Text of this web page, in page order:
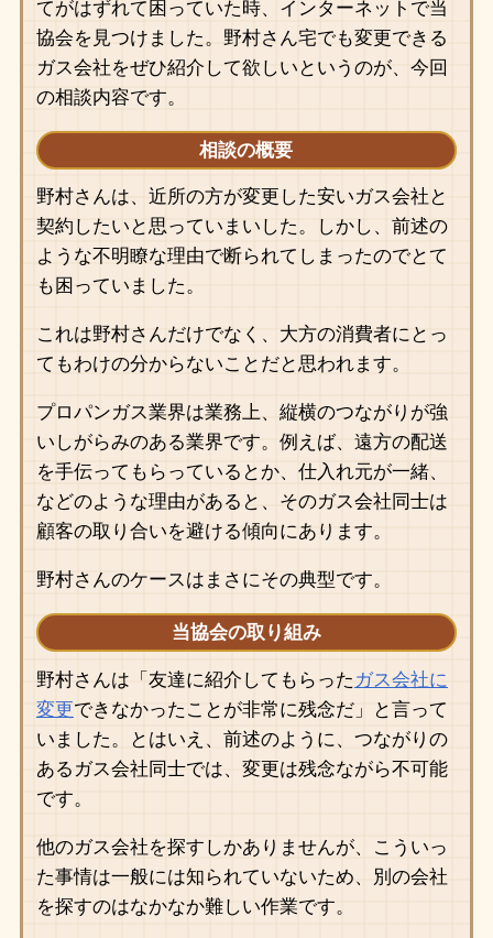
てがはずれて困っていた時、インターネットで当
協会を見つけました。野村さん宅でも変更できる
ガス会社をぜひ紹介して欲しいというのが、今回
の相談内容です。
相談の概要
野村さんは、近所の方が変更した安いガス会社と
契約したいと思っていまいした。しかし、前述の
ような不明瞭な理由で断られてしまったのでとて
も困っていました。
これは野村さんだけでなく、大方の消費者にとっ
てもわけの分からないことだと思われます。
プロパンガス業界は業務上、縦横のつながりが強
いしがらみのある業界です。例えば、遠方の配送
を手伝ってもらっているとか、仕入れ元が一緒、
などのような理由があると、そのガス会社同士は
顧客の取り合いを避ける傾向にあります。
野村さんのケースはまさにその典型です。
当協会の取り組み
野村さんは「友達に紹介してもらった ガス会社に
変更できなかったことが非常に残念だ」と言って
いました。とはいえ、前述のように、つながりの
あるガス会社同士では、変更は残念ながら不可能
です。
他のガス会社を探すしかありませんが、こういっ
た事情は一般には知られていないため、別の会社
を探すのはなかなか難しい作業です。